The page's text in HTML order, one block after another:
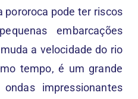
pororoca pode ter riscos
embarcações
a velocidade do rio
tempo, é um grande
impressionantes